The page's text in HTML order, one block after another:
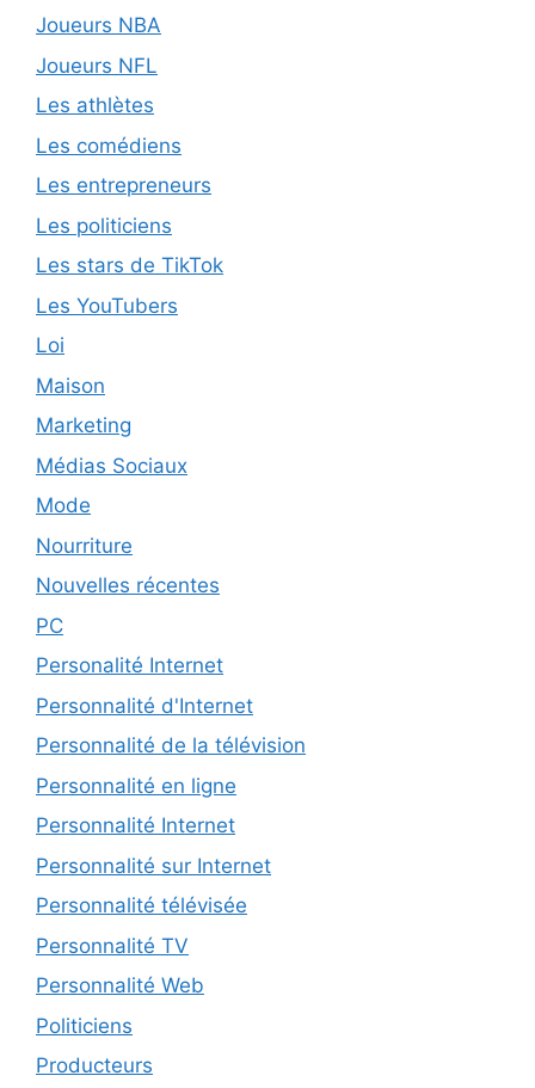
Joueurs NBA
Joueurs NFL
Les athlètes
Les comédiens
Les entrepreneurs
Les politiciens
Les stars de TikTok
Les YouTubers
Loi
Maison
Marketing
Médias Sociaux
Mode
Nourriture
Nouvelles récentes
PC
Personalité Internet
Personnalité d'Internet
Personnalité de la télévision
Personnalité en ligne
Personnalité Internet
Personnalité sur Internet
Personnalité télévisée
Personnalité TV
Personnalité Web
Politiciens
Producteurs